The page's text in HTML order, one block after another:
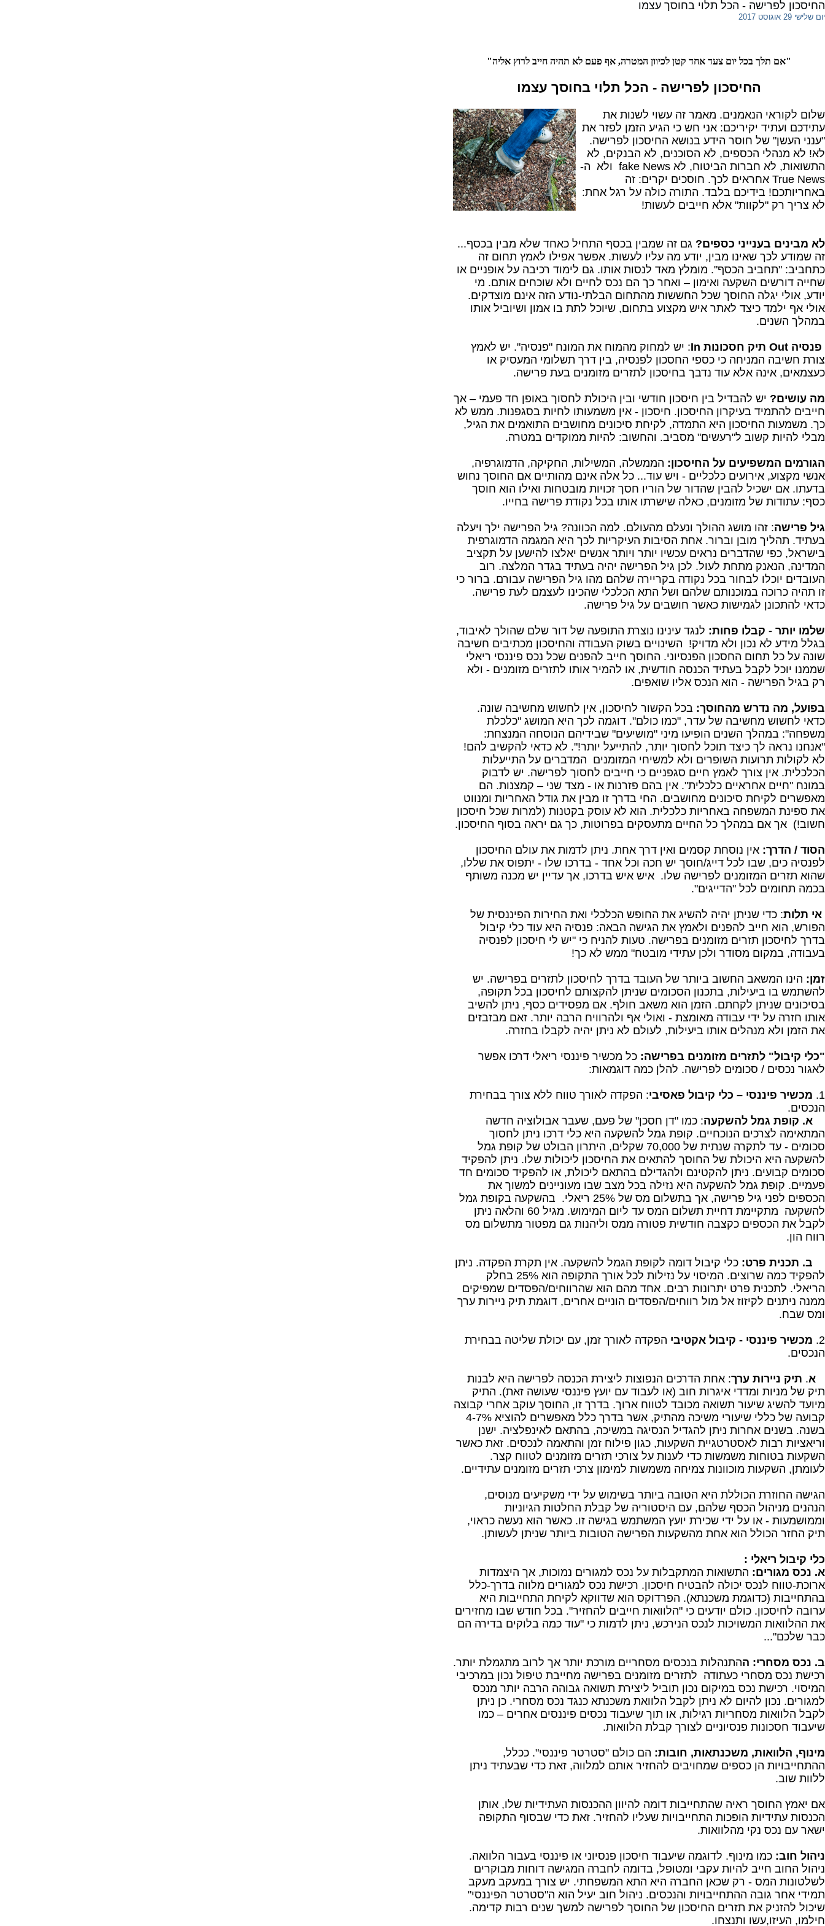
החיסכון לפרישה - הכל תלוי בחוסך עצמו
יום שלישי 29 אוגוסט 2017
"אם תלך בכל יום צעד אחד קטן לכיוון המטרה, אף פעם לא תהיה חייב לרוץ אליה"
החיסכון לפרישה - הכל תלוי בחוסך עצמו
שלום לקוראי הנאמנים. מאמר זה עשוי לשנות את
עתידכם ועתיד יקיריכם: אני חש כי הגיע הזמן לפזר את
"ענני העשן" של חוסר הידע בנושא החיסכון לפרישה.
לא! לא מנהלי הכספים, לא הסוכנים, לא הבנקים, לא
התשואות, לא חברות הביטוח, לא fake News ולא ה-
True News אחראים לכך. חוסכים יקרים: זה
באחריותכם! בידיכם בלבד. התורה כולה על רגל אחת:
לא צריך רק "לקוות" אלא חייבים לעשות!
לא מבינים בענייני כספים? גם זה שמבין בכסף התחיל כאחד שלא מבין בכסף...
זה שמודע לכך שאינו מבין, יודע מה עליו לעשות. אפשר אפילו לאמץ תחום זה
כתחביב: "תחביב הכסף". מומלץ מאד לנסות אותו. גם לימוד רכיבה על אופניים או
שחייה דורשים השקעה ואימון – ואחר כך הם נכס לחיים ולא שוכחים אותם. מי
יודע, אולי יגלה החוסך שכל החששות מהתחום הבלתי-נודע הזה אינם מוצדקים.
אולי אף ילמד כיצד לאתר איש מקצוע בתחום, שיוכל לתת בו אמון ושיוביל אותו
במהלך השנים.
פנסיה Out תיק חסכונות In: יש למחוק מהמוח את המונח "פנסיה". יש לאמץ
צורת חשיבה המניחה כי כספי החסכון לפנסיה, בין דרך תשלומי המעסיק או
כעצמאים, אינה אלא עוד נדבך בחיסכון לתזרים מזומנים בעת פרישה.
מה עושים? יש להבדיל בין חיסכון חודשי ובין היכולת לחסוך באופן חד פעמי – אך
חייבים להתמיד בעיקרון החיסכון. חיסכון - אין משמעותו לחיות בסגפנות. ממש לא
כך. משמעות החיסכון היא התמדה, לקיחת סיכונים מחושבים התואמים את הגיל,
מבלי להיות קשוב ל"רעשים" מסביב. והחשוב: להיות ממוקדים במטרה.
הגורמים המשפיעים על החיסכון: הממשלה, המשילות, החקיקה, הדמוגרפיה,
אנשי מקצוע, אירועים כלכליים - ויש עוד... כל אלה אינם מהותיים אם החוסך נחוש
בדעתו. אם ישכיל להבין שהדור של הוריו חסך זכויות מובטחות ואילו הוא חוסך
כסף: עתודות של מזומנים, כאלה שישרתו אותו בכל נקודת פרישה בחייו.
גיל פרישה: זהו מושג ההולך ונעלם מהעולם. למה הכוונה? גיל הפרישה ילך ויעלה
בעתיד. תהליך מובן וברור. אחת הסיבות העיקריות לכך היא המגמה הדמוגרפית
בישראל, כפי שהדברים נראים עכשיו יותר ויותר אנשים יאלצו להישען על תקציב
המדינה, הנאנק מתחת לעול. לכן גיל הפרישה יהיה בעתיד בגדר המלצה. רוב
העובדים יוכלו לבחור בכל נקודה בקריירה שלהם מהו גיל הפרישה עבורם. ברור כי
זו תהיה כרוכה במוכנותם שלהם ושל התא הכלכלי שהכינו לעצמם לעת פרישה.
כדאי להתכונן לגמישות כאשר חושבים על גיל פרישה.
שלמו יותר - קבלו פחות: לנגד עינינו נוצרת התופעה של דור שלם שהולך לאיבוד,
בגלל מידע לא נכון ולא מדויק! השינויים בשוק העבודה והחיסכון מכתיבים חשיבה
שונה על כל תחום החסכון הפנסיוני. החוסך חייב להפנים שכל נכס פיננסי ריאלי
שממנו יוכל לקבל בעתיד הכנסה חודשית, או להמיר אותו לתזרים מזומנים - ולא
רק בגיל הפרישה - הוא הנכס אליו שואפים.
בפועל, מה נדרש מהחוסך: בכל הקשור לחיסכון, אין לחשוש מחשיבה שונה.
כדאי לחשוש מחשיבה של עדר, "כמו כולם". דוגמה לכך היא המושג "כלכלת
משפחה": במהלך השנים הופיעו מיני "מושיעים" שבידיהם הנוסחה המנצחת:
"אנחנו נראה לך כיצד תוכל לחסוך יותר, להתייעל יותר!". לא כדאי להקשיב להם!
לא לקולות תרועות השופרים ולא למשיחי המזומנים המדברים על התייעלות
הכלכלית. אין צורך לאמץ חיים סגפניים כי חייבים לחסוך לפרישה. יש לדבוק
במונח "חיים אחראיים כלכלית". אין בהם פזרנות או - מצד שני – קמצנות. הם
מאפשרים לקיחת סיכונים מחושבים. החי בדרך זו מבין את גודל האחריות ומנווט
את ספינת המשפחה באחריות כלכלית. הוא לא עוסק בקטנות (למרות שכל חיסכון
חשוב!) אך אם במהלך כל החיים מתעסקים בפרוטות, כך גם יראה בסוף החיסכון.
הסוד / הדרך: אין נוסחת קסמים ואין דרך אחת. ניתן לדמות את עולם החיסכון
לפנסיה כים, שבו לכל דייג/חוסך יש חכה וכל אחד - בדרכו שלו - יתפוס את שללו,
שהוא תזרים המזומנים לפרישה שלו. איש איש בדרכו, אך עדיין יש מכנה משותף
בכמה תחומים לכל "הדייגים".
אי תלות: כדי שניתן יהיה להשיג את החופש הכלכלי ואת החירות הפיננסית של
הפורש, הוא חייב להפנים ולאמץ את הגישה הבאה: פנסיה היא עוד כלי קיבול
בדרך לחיסכון תזרים מזומנים בפרישה. טעות להניח כי "יש לי חיסכון לפנסיה
בעבודה, במקום מסודר ולכן עתידי מובטח" ממש לא כך!
זמן: הינו המשאב החשוב ביותר של העובד בדרך לחיסכון לתזרים בפרישה. יש
להשתמש בו ביעילות, בתכנון הסכומים שניתן להקצותם לחיסכון בכל תקופה,
בסיכונים שניתן לקחתם. הזמן הוא משאב חולף. אם מפסידים כסף, ניתן להשיב
אותו חזרה על ידי עבודה מאומצת - ואולי אף ולהרוויח הרבה יותר. זאם מבזבזים
את הזמן ולא מנהלים אותו ביעילות, לעולם לא ניתן יהיה לקבלו בחזרה.
"כלי קיבול" לתזרים מזומנים בפרישה: כל מכשיר פיננסי ריאלי דרכו אפשר
לאגור נכסים / סכומים לפרישה. להלן כמה דוגמאות:
1. מכשיר פיננסי – כלי קיבול פאסיבי: הפקדה לאורך טווח ללא צורך בבחירת
הנכסים.
א. קופת גמל להשקעה: כמו "דן חסכן" של פעם, שעבר אבולוציה חדשה
המתאימה לצרכים הנוכחיים. קופת גמל להשקעה היא כלי דרכו ניתן לחסוך
סכומים - עד לתקרה שנתית של 70,000 שקלים, היתרון הבולט של קופת גמל
להשקעה היא היכולת של החוסך להתאים את החיסכון ליכולות שלו. ניתן להפקיד
סכומים קבועים. ניתן להקטינם ולהגדילם בהתאם ליכולת, או להפקיד סכומים חד
פעמיים. קופת גמל להשקעה היא נזילה בכל מצב שבו מעוניינים למשוך את
הכספים לפני גיל פרישה, אך בתשלום מס של 25% ריאלי. בהשקעה בקופת גמל
להשקעה מתקיימת דחיית תשלום המס עד ליום המימוש.
מגיל 60 והלאה ניתן
לקבל את הכספים כקצבה חודשית פטורה ממס וליהנות גם מפטור מתשלום מס
רווח הון.
ב. תכנית פרט: כלי קיבול דומה לקופת הגמל להשקעה. אין תקרת הפקדה. ניתן
להפקיד כמה שרוצים. המיסוי על נזילות לכל אורך התקופה הוא 25% בחלק
הריאלי. לתכנית פרט יתרונות רבים. אחד מהם הוא שהרווחים/הפסדים שמפיקים
ממנה ניתנים לקיזוז אל מול רווחים/הפסדים הוניים אחרים, דוגמת תיק ניירות ערך
ומס שבח.
2. מכשיר פיננסי - קיבול אקטיבי הפקדה לאורך זמן, עם יכולת שליטה בבחירת
הנכסים.
א. תיק ניירות ערך: אחת הדרכים הנפוצות ליצירת הכנסה לפרישה היא לבנות
תיק של מניות ומדדי איגרות חוב (או לעבוד עם יועץ פיננסי שעושה זאת). התיק
מיועד להשיג שיעור תשואה מכובד לטווח ארוך. בדרך זו, החוסך עוקב אחרי קבוצה
קבועה של כללי שיעורי משיכה מהתיק, אשר בדרך כלל מאפשרים להוציא 4-7%
בשנה. בשנים אחרות ניתן להגדיל הנסיגה במשיכה, בהתאם לאינפלציה. ישנן
וריאציות רבות לאסטרטגיית השקעות, כגון פילוח זמן והתאמה לנכסים. זאת כאשר
השקעות בטוחות משמשות כדי לענות על צורכי תזרים מזומנים לטווח קצר.
לעומתן, השקעות מוכוונות צמיחה משמשות למימון צרכי תזרים מזומנים עתידיים.
הגישה החוזרת הכוללת היא הטובה ביותר בשימוש על ידי משקיעים מנוסים,
הנהנים מניהול הכסף שלהם, עם היסטוריה של קבלת החלטות הגיוניות
וממושמעות - או על ידי שכירת יועץ המשתמש בגישה זו. כאשר הוא נעשה כראוי,
תיק החזר הכולל הוא אחת מהשקעות הפרישה הטובות ביותר שניתן לעשותן.
כלי קיבול ריאלי :
א. נכס מגורים: התשואות המתקבלות על נכס למגורים נמוכות, אך היצמדות
ארוכת-טווח לנכס יכולה להבטיח חיסכון. רכישת נכס למגורים מלווה בדרך-כלל
בהתחייבות (כדוגמת משכנתא). הפרדוקס הוא שדווקא לקיחת התחייבות היא
ערובה לחיסכון. כולם יודעים כי "הלוואות חייבים להחזיר". בכל חודש שבו מחזירים
את ההלוואות המשויכות לנכס הנירכש, ניתן לדמות כי "עוד כמה בלוקים בדירה הם
כבר שלכם"...
ב. נכס מסחרי: ההתנהלות בנכסים מסחריים מורכת יותר אך לרוב מתגמלת יותר.
רכישת נכס מסחרי כעתודה לתזרים מזומנים בפרישה מחייבת טיפול נכון במרכיבי
המיסוי. רכישת נכס במיקום נכון תוביל ליצירת תשואה גבוהה הרבה יותר מנכס
למגורים. נכון להיום לא ניתן לקבל הלוואת משכנתא כנגד נכס מסחרי. כן ניתן
לקבל הלוואות מסחריות רגילות, או תוך שיעבוד נכסים פיננסים אחרים – כמו
שיעבוד חסכונות פנסיוניים לצורך קבלת הלוואות.
מינוף, הלוואות, משכנתאות, חובות: הם כולם "סטרטר פיננסי". ככלל,
ההתחייבויות הן כספים שמחויבים להחזיר אותם למלווה, זאת כדי שבעתיד ניתן
ללוות שוב.
אם יאמץ החוסך ראיה שהתחייבות דומה להיוון ההכנסות העתידיות שלו, אותן
הכנסות עתידיות הופכות התחייבויות שעליו להחזיר. זאת כדי שבסוף התקופה
ישאר עם נכס נקי מהלוואות.
ניהול חוב: כמו מינוף. לדוגמה שיעבוד חיסכון פנסיוני או פיננסי בעבור הלוואה.
ניהול החוב חייב להיות עקבי ומטופל, בדומה לחברה המגישה דוחות מבוקרים
לשלטונות המס - רק שכאן החברה היא התא המשפחתי. יש צורך במעקב מעקב
תמידי אחר גובה ההתחייבויות והנכסים. ניהול חוב יעיל הוא ה"סטרטר הפיננסי"
שיכול להזניק את תזרים החיסכון של החוסך לפרישה למשך שנים רבות קדימה.
חילמו, העיזו,עשו ותנצחו.